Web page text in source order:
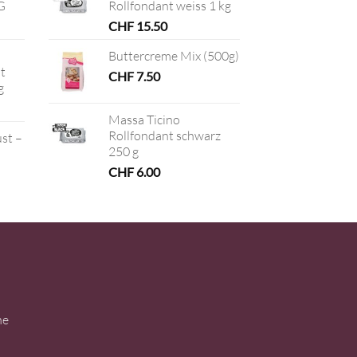
–
Rollfondant weiss 1 kg
CHF15.50
Buttercreme Mix (500g)
CHF7.50
Massa Ticino
Rollfondant schwarz
250 g
CHF6.00